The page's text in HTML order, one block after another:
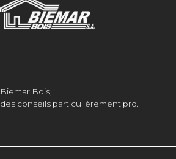
Biemar Bois,
des conseils particulièrement pro.